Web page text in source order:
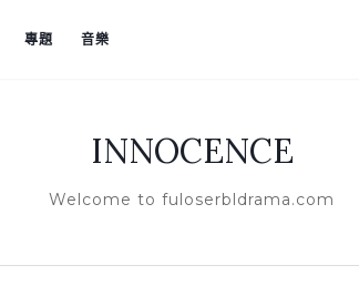
專題 音樂
INNOCENCE
Welcome to fuloserbldrama.com